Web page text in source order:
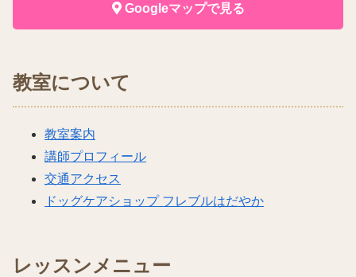
Googleマップで見る
教室について
教室案内
講師プロフィール
交通アクセス
ドッグケアショップ フレブルはだやか
レッスンメニュー